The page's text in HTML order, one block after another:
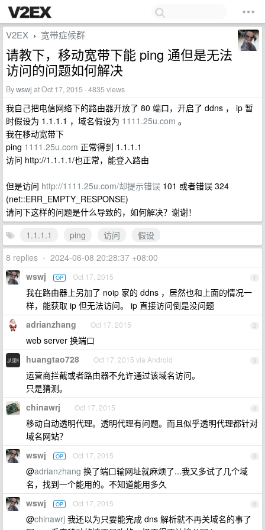
V2EX › 宽带症候群
请教下，移动宽带下能 ping 通但是无法
访问的问题如何解决
Bywswj at Oct 17, 2015 · 4835 views
我自己把电信网络下的路由器开放了 80 端口，开启了 ddns ， ip 暂
时假设为 1.1.1.1 ，域名假设为 1111.25u.com 。
我在移动宽带下
ping 1111.25u.com 正常得到 1.1.1.1
访问 http://1.1.1.1/也正常，能登入路由
但是访问 http://1111.25u.com/却提示错误 101 或者错误 324
(net::ERR_EMPTY_RESPONSE)
请问下这样的问题是什么导致的，如何解决？谢谢！
1.1.1.1
ping 访问
假设
8 replies • 2024-06-08 20:28:37 +08:00
1
wswj OP Oct 17, 2015
我在路由器上另加了 noip 家的 ddns ，居然也和上面的情况一
样，能获取 ip 但无法访问。 ip 直接访问倒是没问题
2
adrianzhang Oct 17, 2015
web server 换端口
3
huangtao728 Oct 17, 2015 via Android
运营商拦截或者路由器不允许通过该域名访问。
只是猜测。
4
chinawrj Oct 17, 2015
移动自动透明代理。透明代理有问题。而且似乎透明代理都针对
域名网站？
5
wswj OP Oct 17, 2015
@adrianzhang 换了端口输网址就麻烦了...我又多试了几个域
名，找到一个能用的。不知道能用多久
6
wswj OP Oct 17, 2015
@chinawrj 我还以为只要能完成 dns 解析就不再关域名的事了